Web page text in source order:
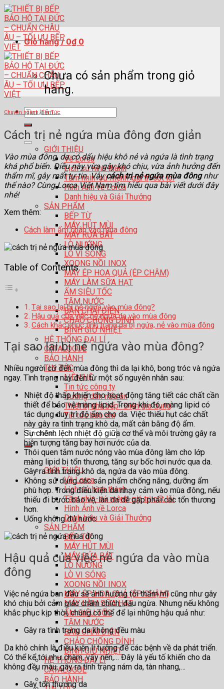
Skip
to
content
Tìm
kiếm:
GIỚI THIỆU
Về Lorca
Lịch sử hình thành
Tầm nhìn-sứ mệnh-giá trị cốt lõi
Hình Ảnh về Lorca
Danh hiệu và Giải Thưởng
SẢN PHẨM
BẾP TỪ
MÁY HÚT MÙI
MÁY RỬA BÁT
LÒ NƯỚNG
LÒ VI SÓNG
XOONG NỒI INOX
MÁY ÉP HOA QUẢ (ÉP CHẬM)
MÁY LÀM SỮA HẠT
ẤM SIÊU TỐC
TĂM NƯỚC
BÀN CHẢI ĐIỆN
CHẢO CHỐNG DÍNH
BÌNH GIỮ NHIỆT
HỆ THỐNG ĐẠI LÍ
CATALOGUE
BẢO HÀNH
TIN TỨC
LIÊN HỆ
Tin tức công ty
Hướng dẫn nấu ăn
Thiết bị nhà bếp- Điện gia dụng
Tin tức báo chí
Tìm
kiếm:
GIỚI THIỆU
Về Lorca
Lịch sử hình thành
Tầm nhìn-sứ mệnh-giá trị cốt lõi
Hình Ảnh về Lorca
Danh hiệu và Giải Thưởng
SẢN PHẨM
BẾP TỪ
MÁY HÚT MÙI
MÁY RỬA BÁT
LÒ NƯỚNG
LÒ VI SÓNG
XOONG NỒI INOX
MÁY ÉP HOA QUẢ (ÉP CHẬM)
MÁY LÀM SỮA HẠT
ẤM SIÊU TỐC
TĂM NƯỚC
BÀN CHẢI ĐIỆN
CHẢO CHỐNG DÍNH
BÌNH GIỮ NHIỆT
HỆ THỐNG ĐẠI LÍ
CATALOGUE
BẢO HÀNH
Giỏ hàng /0₫ 0
Chưa có sản phẩm trong giỏ
hàng.
Chuyên ngành,Tin Tức
Cách trị nẻ ngứa mùa đông đơn giản
Vào mùa đông, da có dấu hiệu khô nẻ và ngứa là tình trạng
khá phổ biến. Điều này vừa gây khó chịu, vừa ảnh hưởng đến
thẩm mĩ, gây mất tự tin. Vậycách trị nẻ ngứa mùa đôngnhư
thế nào? Cùng Lorca Việt Nam tìm hiểu qua bài viết dưới đây
nhé!
Xem thêm:
Cách làm ấm chân vào mùa đông
Table of Contents
Tại sao lại bị nẻ ngứa vào mùa đông?
Hậu quả của việc nẻ ngứa da vào mùa đông
Cách khắc phục tình trạng da bị ngứa, nẻ vào mùa đông
Tại sao lại bị nẻ ngứa vào mùa đông?
Nhiều người cứ đến mùa đông thì da lại khô, bong tróc và ngứa
ngay. Tình trạng này đến từ một số nguyên nhân sau:
Nhiệt độ thấp khiến cho hoạt động tăng tiết các chất cần
thiết để bảo vệ màng lipid. Trong khi đó, màng lipid có
tác dụng duy trì độ ẩm cho da. Việc thiếu hụt các chất
này gây ra tình trạng khô da, mất cân bằng độ ẩm.
Sự chênh lệch nhiệt độ giữa cơ thể và môi trường gây ra
hiện tượng tăng bay hơi nước của da.
Thói quen tắm nước nóng vào mùa đông làm cho lớp
màng lipid bị tổn thương, tăng sự bốc hơi nước qua da.
Gây ra tình trạng khô da, ngứa da vào mùa đông.
Không sử dụng các sản phẩm chống nắng, dưỡng ẩm
phù hợp. Trong điều kiện da nhạy cảm vào mùa đông, nếu
thiếu đi bước bảo vệ, làn da dễ gặp phải các tổn thương
hơn.
Uống không đủ nước.
Hậu quả của việc nẻ ngứa da vào mùa
đông
Việc nẻ ngứa ban đầu sẽ ảnh hưởng tới thẩm mĩ cũng như gây
khó chịu bởi cảm giác châm chích, đau ngừa. Nhưng nếu không
khắc phục kịp thời, chúng có thể để lại những hậu quả như:
Gây ra tình trạng da không đều màu
Da khô chính là điều kiện lí tưởng để các bệnh về da phát triển.
Có thể kể tới như chàm, vẩy nến,… Đây là yếu tố khiến cho da
không đều màu, gây ra tình trạng nám da, tàn nhang,…
Gây tổn thương da